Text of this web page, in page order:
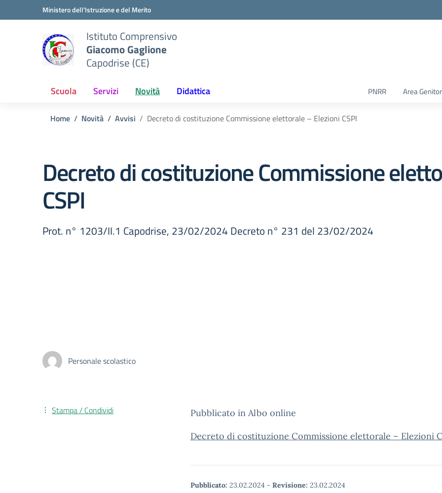
Vai ai contenuti
Vai al menu di navigazioneMinistero dell'Istruzione e del Merito
Istituto Comprensivo
Giacomo Gaglione
Capodrise (CE)
Scuola Servizi Novità Didattica PNRR Area
Home Novità Avvisi Decreto di costituzione Commissione elettorale – Elezioni CSPI
Decreto di costituzione Commissione
CSPI
Prot. n° 1203/II.1 Capodrise, 23/02/2024 Decreto n° 231 del 23/02/2024
Personale scolastico
Pubblicato in Albo online
Decreto di costituzione Commissione elettorale – Elezioni
Pubblicato: 23.02.2024 - Revisione: 23.02.2024
Stampa / Condividi